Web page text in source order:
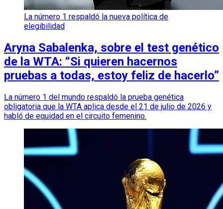
La número 1 respaldó la nueva política de
elegibilidad
Aryna Sabalenka, sobre el test genético
de la WTA: “Si quieren hacernos
pruebas a todas, estoy feliz de hacerlo”
La número 1 del mundo respaldó la prueba genética
obligatoria que la WTA aplica desde el 21 de julio de 2026 y
habló de equidad en el circuito femenino.